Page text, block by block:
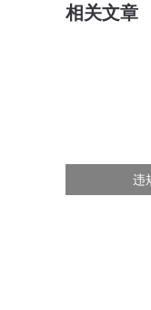
相关文章
违